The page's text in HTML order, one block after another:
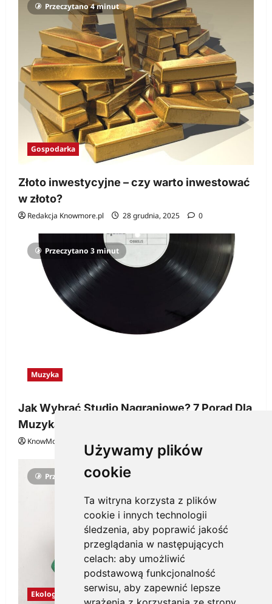
Używamy plików
cookie
Ta witryna korzysta z plików
cookie i innych technologii
śledzenia, aby poprawić jakość
przeglądania w następujących
celach: aby umożliwić
podstawową funkcjonalność
serwisu, aby zapewnić lepsze
Przeczytano 4 minut
Gospodarka
Złoto inwestycyjne – czy warto inwestować
w złoto?
Redakcja Knowmore.pl 28 grudnia, 2025 0
Przeczytano 3 minut
Muzyka
Jak Wybrać Studio Nagraniowe? 7 Porad Dla
Muzyka
KnowMore.pl
Przeczytano 3 minut
Ekologia